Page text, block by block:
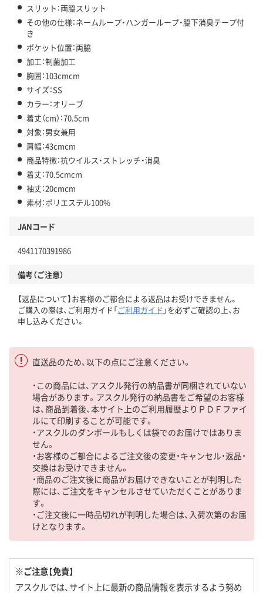
スリット：両脇スリット
その他の仕様：ネームループ・ハンガーループ・脇下消臭テープ付
き
ポケット位置：両脇
加工：制菌加工
胸囲：103cmcm
サイズ：SS
カラー：オリーブ
着丈（cm）：70.5cm
対象：男女兼用
肩幅：43cmcm
商品特徴：抗ウイルス・ストレッチ・消臭
着丈：70.5cmcm
袖丈：20cmcm
素材：ポリエステル100%
JANコード
4941170391986
備考（ご注意）
【返品について】お客様のご都合による返品はお受けできません。
ご購入の際は、ご利用ガイド「ご利用ガイド 」を必ずご確認の上、お
申し込みください。
直送品のため、以下の点にご注意ください。
・この商品には、アスクル発行の納品書が同梱されていない
場合があります。アスクル発行の納品書をご希望のお客様
は、商品到着後、本サイト上のご利用履歴よりＰＤＦファイ
ルにて印刷することが可能です。
・アスクルのダンボールもしくは袋でのお届けではありま
せん。
・お客様のご都合によるご注文後の変更・キャンセル・返品・
交換はお受けできません。
・商品のご注文後に商品がお届けできないことが判明した
際には、ご注文をキャンセルさせていただくことがありま
す。
・ご注文後に一時品切れが判明した場合は、入荷次第のお届
けとなります。
※ご注意【免責】
アスクルでは、サイト上に最新の商品情報を表示するよう努め